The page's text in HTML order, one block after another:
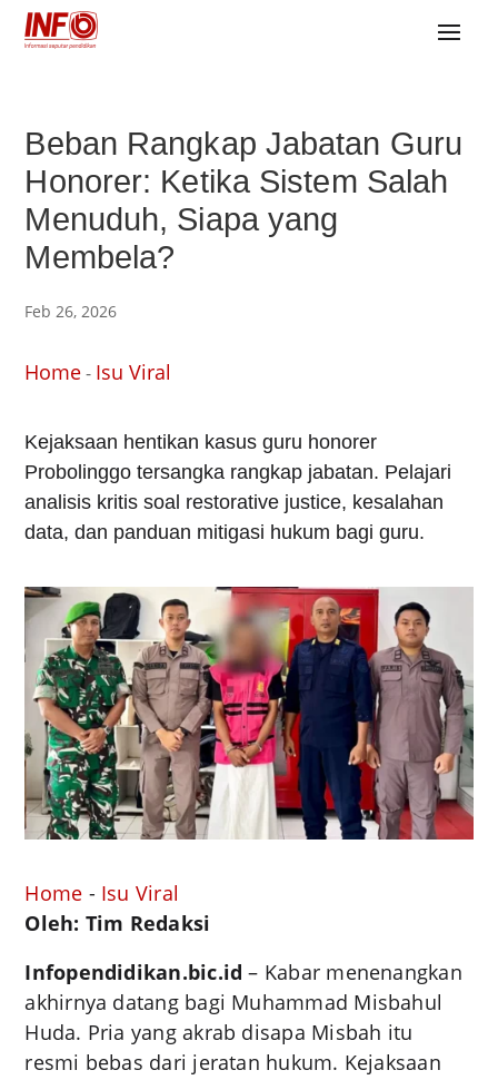
Beban Rangkap Jabatan Guru
Honorer: Ketika Sistem Salah
Menuduh, Siapa yang
Membela?
Feb 26, 2026
Home- Isu Viral
Kejaksaan hentikan kasus guru honorer
Probolinggo tersangka rangkap jabatan. Pelajari
analisis kritis soal restorative justice, kesalahan
data, dan panduan mitigasi hukum bagi guru.
Home - Isu Viral
Oleh: Tim Redaksi
Infopendidikan.bic.id – Kabar menenangkan
akhirnya datang bagi Muhammad Misbahul
Huda. Pria yang akrab disapa Misbah itu
resmi bebas dari jeratan hukum. Kejaksaan